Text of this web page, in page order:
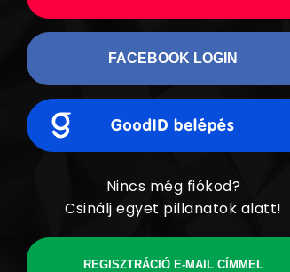
FACEBOOK LOGIN
Nincs még fiókod?
Csinálj egyet pillanatok alatt!
REGISZTRÁCIÓ E-MAIL CÍMMEL